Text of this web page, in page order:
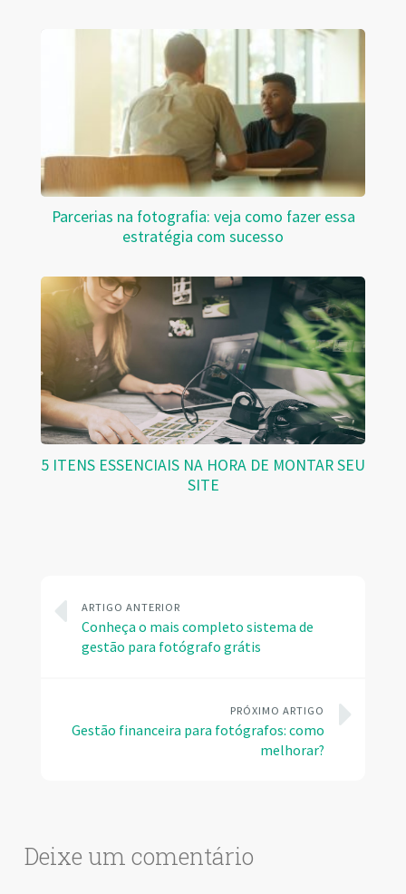
Parcerias na fotografia: veja como fazer essa
estratégia com sucesso
5 ITENS ESSENCIAIS NA HORA DE MONTAR SEU
SITE
ARTIGO ANTERIOR
Conheça o mais completo sistema de
gestão para fotógrafo grátis
PRÓXIMO ARTIGO
Gestão financeira para fotógrafos: como
melhorar?
Deixe um comentário